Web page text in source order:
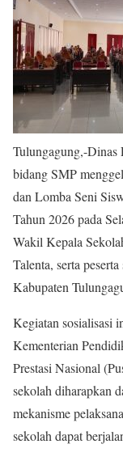
Tulungagung,-Dinas
bidang SMP
dan Lomba Seni
Tahun 2026 pada
Wakil Kepala
Talenta, serta
Kabupaten
Kegiatan sosialisasi
Kementerian
Prestasi Nasional
sekolah diharapkan
mekanisme
sekolah dapat